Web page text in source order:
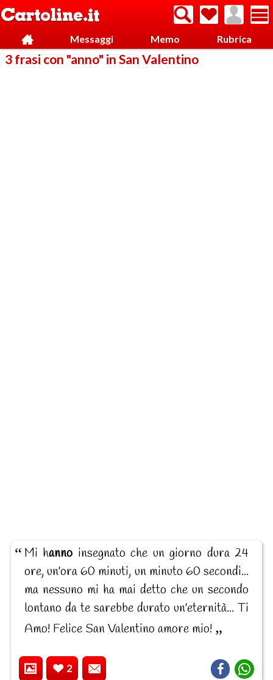
Messaggi Memo Rubrica
3 frasi con "anno" in San Valentino
Mi hanno insegnato che un giorno dura 24
ore, un'ora 60 minuti, un minuto 60 secondi...
ma nessuno mi ha mai detto che un secondo
lontano da te sarebbe durato un'eternità... Ti
Amo! Felice San Valentino amore mio!
2